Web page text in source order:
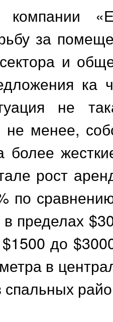
за
сектора и
ка
не
не менее,
более
рост
по
в пределах
до
в
спальных